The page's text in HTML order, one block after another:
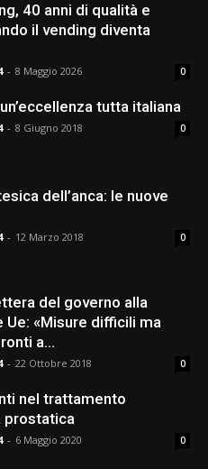
40 anni di qualità e
il vending diventa
- 8 Maggio 2026 0
tutta italiana
- 8 Giugno 2018 0
dell’anca: le nuove
- 12 Marzo 2018 0
del governo alla
Ue: «Misure difficili ma
a...
- 22 Ottobre 2018 0
nel trattamento
prostatica
- 6 Maggio 2020 0